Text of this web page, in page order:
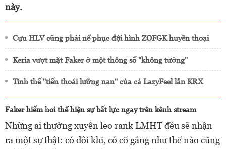
này.
Cựu HLV cũng phải nể phục đội hình ZOFGK huyền thoại
Keria vượt mặt Faker ở một thông số "không tưởng"
Tình thế "tiến thoái lưỡng nan" của cả LazyFeel lẫn KRX
Faker hiếm hoi thể hiện sự bất lực ngay trên kênh stream
Những ai thường xuyên leo rank LMHT đều sẽ nhận
ra một sự thật: có đôi khi, có cố gắng như thế nào cũng